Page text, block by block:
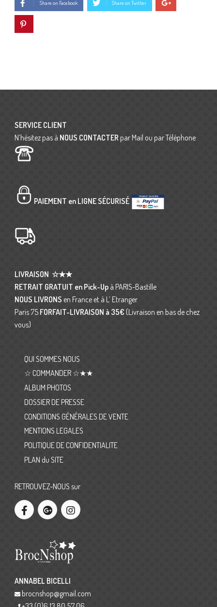
Share on Facebook Share on Twitter
SERVICE CLIENT
N’hésitez pas à NOUS CONTACTER par Mail ou par Téléphone
PAIEMENT en LIGNE SÉCURISÉ
LIVRAISON ☆★★
RETRAIT GRATUIT en Pick-Up à PARIS-Bastille
NOUS LIVRONS en France et à L’ Etranger
Paris 75 FORFAIT-LIVRAISON à 35€ (Livraison en bas de chez
vous)
QUI SOMMES NOUS
☆ COMMANDER ☆★★
ALBUM PHOTOS
DOSSIER DE PRESSE
CONDITIONS GÉNÉRALES DE VENTE
MENTIONS LEGALES
POLITIQUE DE CONFIDENTIALITE
PLAN du SITE
RETROUVEZ-NOUS sur
ANNABEL BICELLI
brocnshop@gmail.com